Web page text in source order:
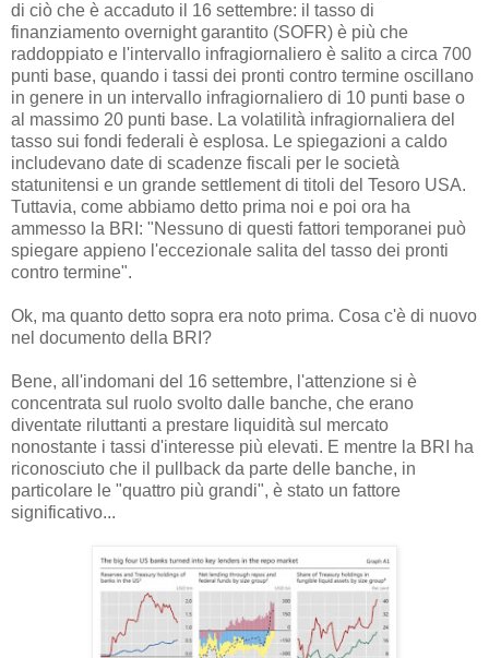
di ciò che è accaduto il 16 settembre: il tasso di
finanziamento overnight garantito (SOFR) è più che
raddoppiato e l'intervallo infragiornaliero è salito a circa 700
punti base, quando i tassi dei pronti contro termine oscillano
in genere in un intervallo infragiornaliero di 10 punti base o
al massimo 20 punti base. La volatilità infragiornaliera del
tasso sui fondi federali è esplosa. Le spiegazioni a caldo
includevano date di scadenze fiscali per le società
statunitensi e un grande settlement di titoli del Tesoro USA.
Tuttavia, come abbiamo detto prima noi e poi ora ha
ammesso la BRI: "Nessuno di questi fattori temporanei può
spiegare appieno l'eccezionale salita del tasso dei pronti
contro termine".
Ok, ma quanto detto sopra era noto prima. Cosa c'è di nuovo
nel documento della BRI?
Bene, all'indomani del 16 settembre, l'attenzione si è
concentrata sul ruolo svolto dalle banche, che erano
diventate riluttanti a prestare liquidità sul mercato
nonostante i tassi d'interesse più elevati. E mentre la BRI ha
riconosciuto che il pullback da parte delle banche, in
particolare le "quattro più grandi", è stato un fattore
significativo...